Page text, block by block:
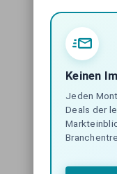
Keinen
Jeden
Deals der